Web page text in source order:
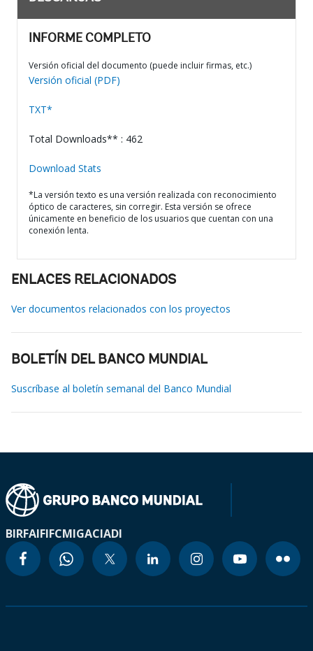
INFORME COMPLETO
Versión oficial del documento (puede incluir firmas, etc.)
Versión oficial (PDF)
TXT*
Total Downloads** : 462
Download Stats
*La versión texto es una versión realizada con reconocimiento
óptico de caracteres, sin corregir. Esta versión se ofrece
únicamente en beneficio de los usuarios que cuentan con una
conexión lenta.
ENLACES RELACIONADOS
Ver documentos relacionados con los proyectos
BOLETÍN DEL BANCO MUNDIAL
Suscríbase al boletín semanal del Banco Mundial
BIRFAIFIFCMIGACIADI